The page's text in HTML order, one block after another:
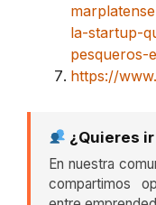
la-startup-
pesqueros-
https://
¿Quieres
En nuestra
compartimos